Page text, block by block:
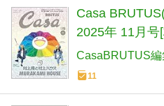
Casa
2025年 11月
CasaBRUTUS編
11